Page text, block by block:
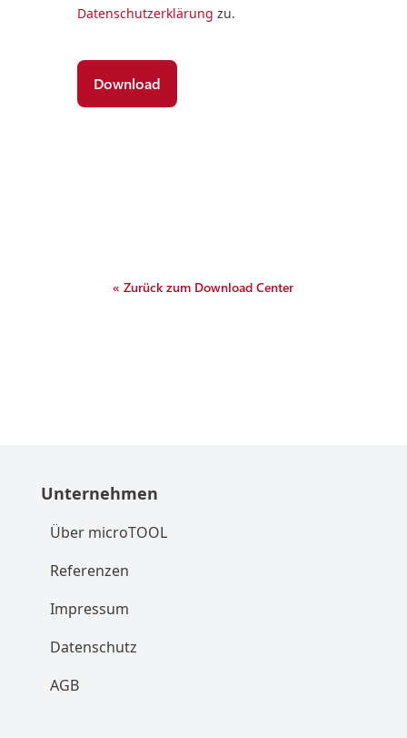
Datenschutzerklärung zu.
« Zurück zum Download Center
Unternehmen
Über microTOOL
Referenzen
Impressum
Datenschutz
AGB